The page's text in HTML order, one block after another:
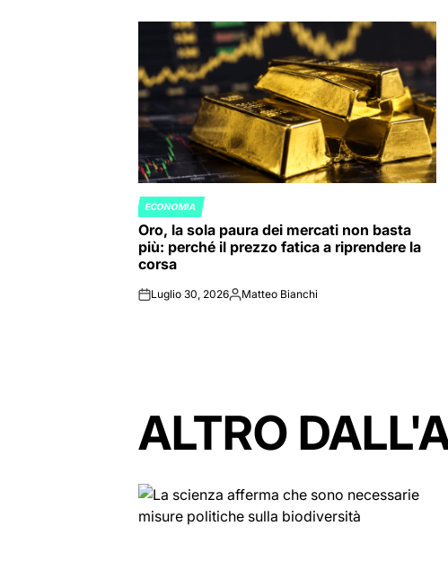
POSTED
IN
ECONOMIA
Oro, la sola paura dei mercati non basta
più: perché il prezzo fatica a riprendere la
corsa
onLuglio 30, 2026Posted
Matteo Bianchi
ALTRO